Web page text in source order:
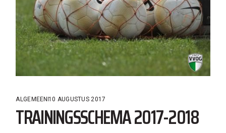
ALGEMEEN10 AUGUSTUS 2017
TRAININGSSCHEMA 2017-2018